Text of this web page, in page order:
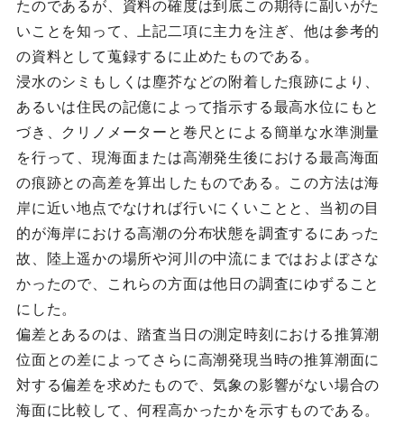
たのであるが、資料の確度は到底この期待に副いがた
いことを知って、上記二項に主力を注ぎ、他は参考的
の資料として蒐録するに止めたものである。
浸水のシミもしくは塵芥などの附着した痕跡により、
あるいは住民の記億によって指示する最高水位にもと
づき、クリノメーターと巻尺とによる簡単な水準測量
を行って、現海面または高潮発生後における最高海面
の痕跡との高差を算出したものである。この方法は海
岸に近い地点でなければ行いにくいことと、当初の目
的が海岸における高潮の分布状態を調査するにあった
故、陸上遥かの場所や河川の中流にまではおよぼさな
かったので、これらの方面は他日の調査にゆずること
にした。
偏差とあるのは、踏査当日の測定時刻における推算潮
位面との差によってさらに高潮発現当時の推算潮面に
対する偏差を求めたもので、気象の影響がない場合の
海面に比較して、何程高かったかを示すものである。